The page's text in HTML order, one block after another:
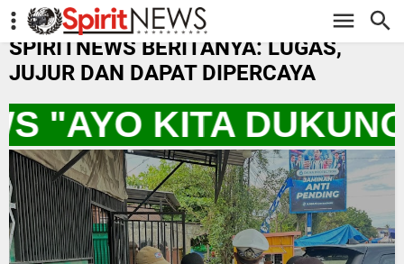
-->
SPIRITNEWS BERITANYA: LUGAS,
JUJUR DAN DAPAT DIPERCAYA
KITA DUKUNG